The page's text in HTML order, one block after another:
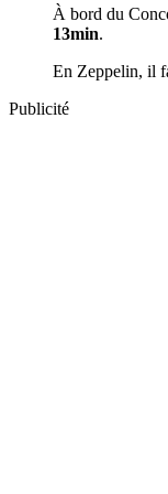
À bord du
13min.
En Zeppelin, il
Publicité